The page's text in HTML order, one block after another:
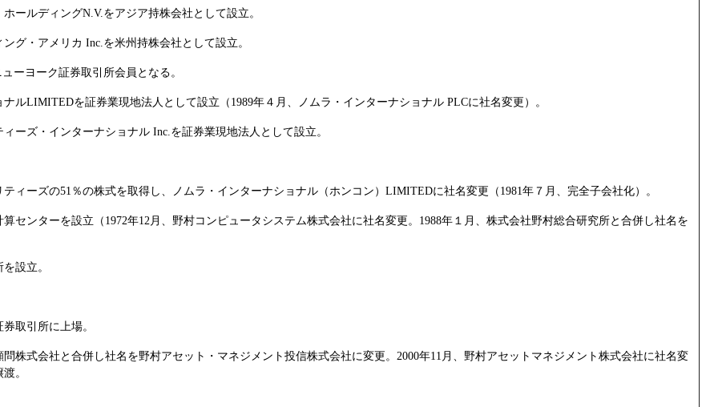
ールディングN.V.をアジア持株会社として設立。
グ・アメリカ Inc.を米州持株会社として設立。
ーヨーク証券取引所会員となる。
ルLIMITEDを証券業現地法人として設立（1989年４月、ノムラ・インターナショナル PLCに社名変更）。
ーズ・インターナショナル Inc.を証券業現地法人として設立。
ィーズの51％の株式を取得し、ノムラ・インターナショナル（ホンコン）LIMITEDに社名変更（1981年７月、完全子会社化）。
センターを設立（1972年12月、野村コンピュータシステム株式会社に社名変更。1988年１月、株式会社野村総合研究所と合併し社名を
設立。
取引所に上場。
株式会社と合併し社名を野村アセット・マネジメント投信株式会社に変更。2000年11月、野村アセットマネジメント株式会社に社名変
。